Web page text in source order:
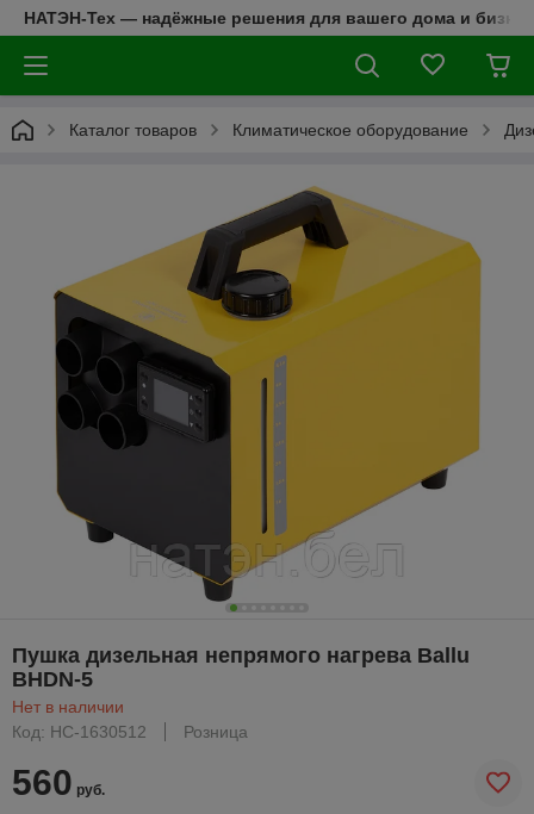
НАТЭН-Тех — надёжные решения для вашего дома и
Каталог товаров Климатическое оборудование
Пушка дизельная непрямого нагрева Ballu
BHDN-5
Нет в наличии
Код: НС-1630512
Розница
560 руб.